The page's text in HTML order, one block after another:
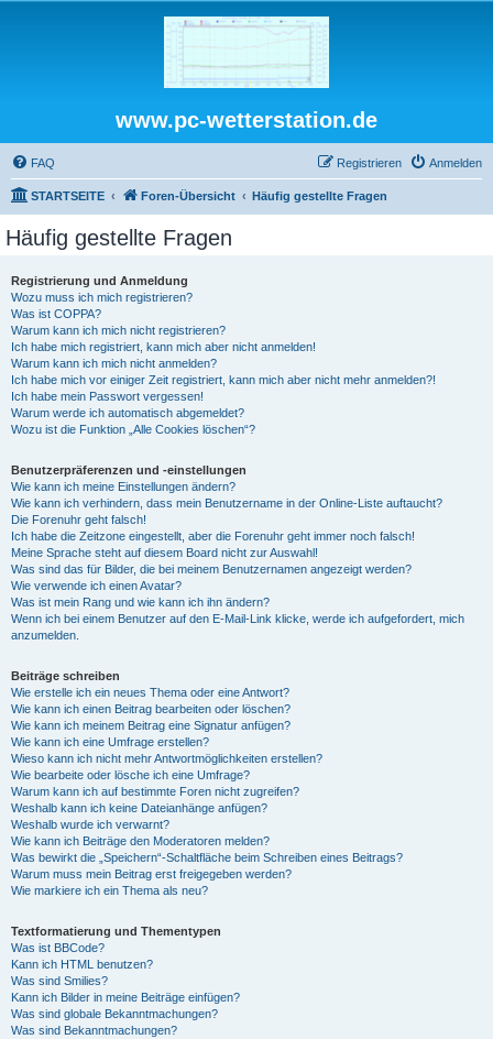
www.pc-wetterstation.de
FAQ Anmelden
Registrieren
STARTSEITE Foren-Übersicht Häufig gestellte Fragen
Häufig gestellte Fragen
Registrierung und Anmeldung
Wozu muss ich mich registrieren?
Was ist COPPA?
Warum kann ich mich nicht registrieren?
Ich habe mich registriert, kann mich aber nicht anmelden!
Warum kann ich mich nicht anmelden?
Ich habe mich vor einiger Zeit registriert, kann mich aber nicht mehr anmelden?!
Ich habe mein Passwort vergessen!
Warum werde ich automatisch abgemeldet?
Wozu ist die Funktion „Alle Cookies löschen“?
Benutzerpräferenzen und -einstellungen
Wie kann ich meine Einstellungen ändern?
Wie kann ich verhindern, dass mein Benutzername in der Online-Liste auftaucht?
Die Forenuhr geht falsch!
Ich habe die Zeitzone eingestellt, aber die Forenuhr geht immer noch falsch!
Meine Sprache steht auf diesem Board nicht zur Auswahl!
Was sind das für Bilder, die bei meinem Benutzernamen angezeigt werden?
Wie verwende ich einen Avatar?
Was ist mein Rang und wie kann ich ihn ändern?
Wenn ich bei einem Benutzer auf den E-Mail-Link klicke, werde ich aufgefordert, mich
anzumelden.
Beiträge schreiben
Wie erstelle ich ein neues Thema oder eine Antwort?
Wie kann ich einen Beitrag bearbeiten oder löschen?
Wie kann ich meinem Beitrag eine Signatur anfügen?
Wie kann ich eine Umfrage erstellen?
Wieso kann ich nicht mehr Antwortmöglichkeiten erstellen?
Wie bearbeite oder lösche ich eine Umfrage?
Warum kann ich auf bestimmte Foren nicht zugreifen?
Weshalb kann ich keine Dateianhänge anfügen?
Weshalb wurde ich verwarnt?
Wie kann ich Beiträge den Moderatoren melden?
Was bewirkt die „Speichern“-Schaltfläche beim Schreiben eines Beitrags?
Warum muss mein Beitrag erst freigegeben werden?
Wie markiere ich ein Thema als neu?
Textformatierung und Thementypen
Was ist BBCode?
Kann ich HTML benutzen?
Was sind Smilies?
Kann ich Bilder in meine Beiträge einfügen?
Was sind globale Bekanntmachungen?
Was sind Bekanntmachungen?